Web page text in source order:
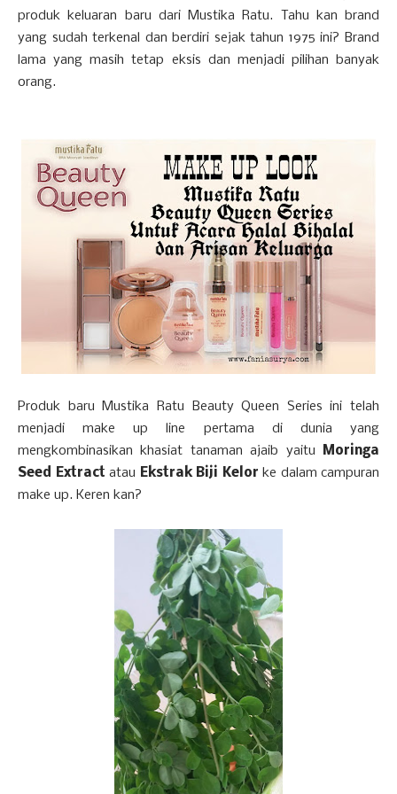
produk keluaran baru dari Mustika Ratu. Tahu kan brand
yang sudah terkenal dan berdiri sejak tahun 1975 ini? Brand
lama yang masih tetap eksis dan menjadi pilihan banyak
orang.
Produk baru Mustika Ratu Beauty Queen Series ini telah
menjadi make up line pertama di dunia yang
mengkombinasikan khasiat tanaman ajaib yaitu
Moringa
Seed Extract atau Ekstrak Biji Kelor ke dalam campuran
make up. Keren kan?